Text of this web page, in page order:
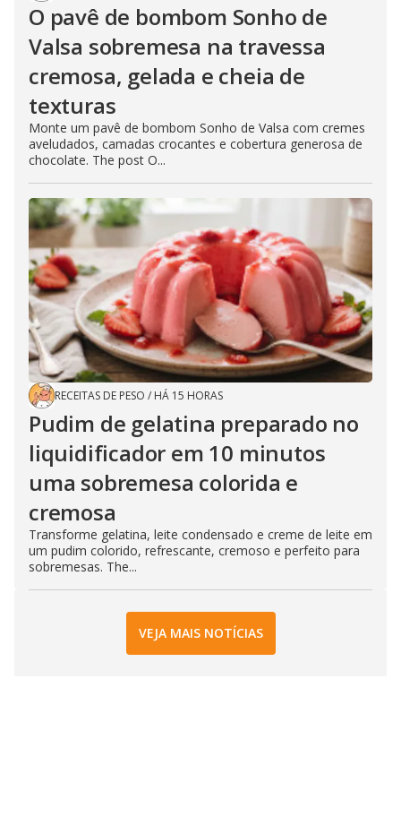
O pavê de bombom Sonho de
Valsa sobremesa na travessa
cremosa, gelada e cheia de
texturas
Monte um pavê de bombom Sonho de Valsa com cremes
aveludados, camadas crocantes e cobertura generosa de
chocolate. The post O...
RECEITAS DE PESO / HÁ 15 HORAS
Pudim de gelatina preparado no
liquidificador em 10 minutos
uma sobremesa colorida e
cremosa
Transforme gelatina, leite condensado e creme de leite em
um pudim colorido, refrescante, cremoso e perfeito para
sobremesas. The...
VEJA MAIS NOTÍCIAS